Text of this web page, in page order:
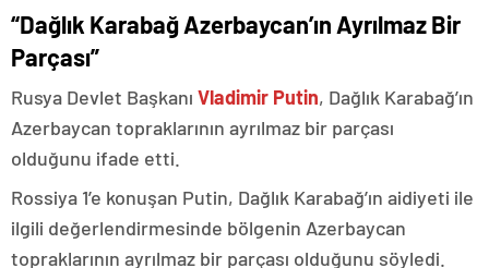
“Dağlık Karabağ Azerbaycan’ın Ayrılmaz Bir
Parçası”
Rusya Devlet Başkanı Vladimir Putin, Dağlık Karabağ’ın
Azerbaycan topraklarının ayrılmaz bir parçası
olduğunu ifade etti.
Rossiya 1’e konuşan Putin, Dağlık Karabağ’ın aidiyeti ile
ilgili değerlendirmesinde bölgenin Azerbaycan
topraklarının ayrılmaz bir parçası olduğunu söyledi.